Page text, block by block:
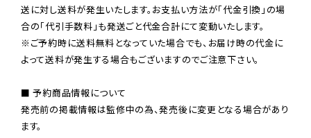
送に対し送料が発生いたします。お支払い方法が「代金引換」の場
※ご予約時に送料無料となっていた場合でも、お届け時の代金に
よって送料が発生する場合もございますのでご注意下さい。
■ 予約商品情報について
発売前の掲載情報は監修中の為、発売後に変更となる場合があり
ます。